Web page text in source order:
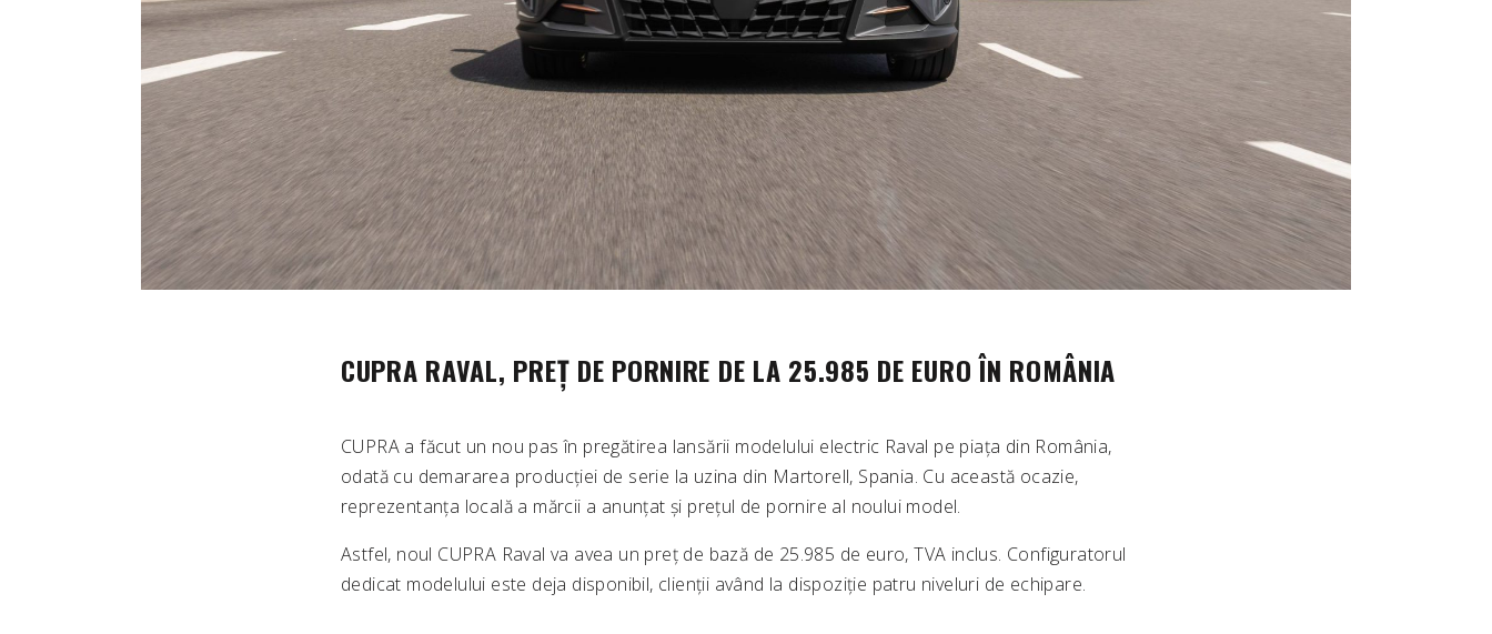
CUPRA RAVAL, PREȚ DE PORNIRE DE LA 25.985 DE EURO ÎN ROMÂNIA
CUPRA a făcut un nou pas în pregătirea lansării modelului electric Raval pe piața din România,
odată cu demararea producției de serie la uzina din Martorell, Spania. Cu această ocazie,
reprezentanța locală a mărcii a anunțat și prețul de pornire al noului model.
Astfel, noul CUPRA Raval va avea un preț de bază de 25.985 de euro, TVA inclus. Configuratorul
dedicat modelului este deja disponibil, clienții având la dispoziție patru niveluri de echipare.